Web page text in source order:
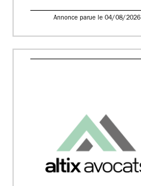
Annonce parue le 04/08/2026